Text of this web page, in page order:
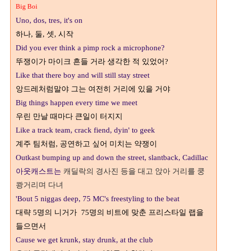
Big Boi
Uno, dos, tres, it's on
하나, 둘, 셋, 시작
Did you ever think a pimp rock a microphone?
뚜쟁이가 마이크 흔들 거라 생각한 적 있었어?
Like that there boy and will still stay street
앙드레처럼말야 그는 여전히 거리에 있을 거야
Big things happen every time we meet
우린 만날 때마다 큰일이 터지지
Like a track team, crack fiend, dyin' to geek
계주 팀처럼, 공연하고 싶어 미치는 약쟁이
Outkast bumping up and down the street, slantback, Cadillac
아웃캐스트는 캐딜락의 경사진 등을 대고 앉아 거리를 쿵
쾅거리며 다녀
'Bout 5 niggas deep, 75 MC's freestyling to the beat
대략 5명의 니거가 75명의 비트에 맞춘 프리스타일 랩을
들으면서
Cause we get krunk, stay drunk, at the club